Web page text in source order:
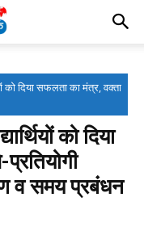
को दिया सफलता का मंत्र, वक्ता
को दिया
व समय प्रबंधन